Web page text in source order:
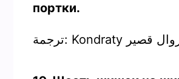
портки.